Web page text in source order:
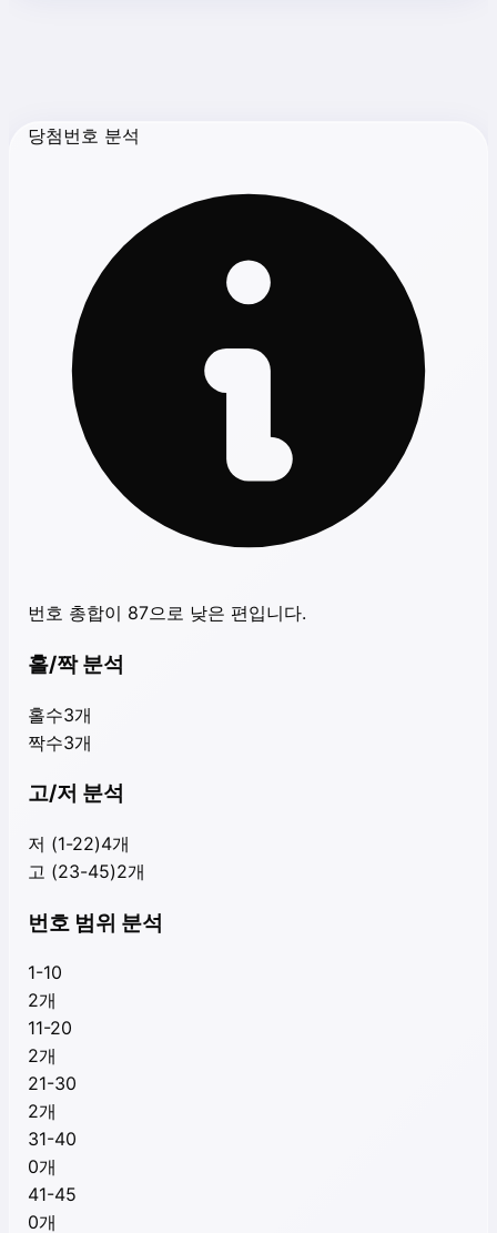
당첨번호 분석
번호 총합이 87으로 낮은 편입니다.
홀/짝 분석
홀수3개
짝수3개
고/저 분석
저 (1-22)4개
고 (23-45)2개
번호 범위 분석
1-10
2개
11-20
2개
21-30
2개
31-40
0개
41-45
0개